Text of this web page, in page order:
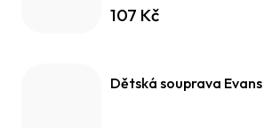
107 Kč
Dětská souprava Evans